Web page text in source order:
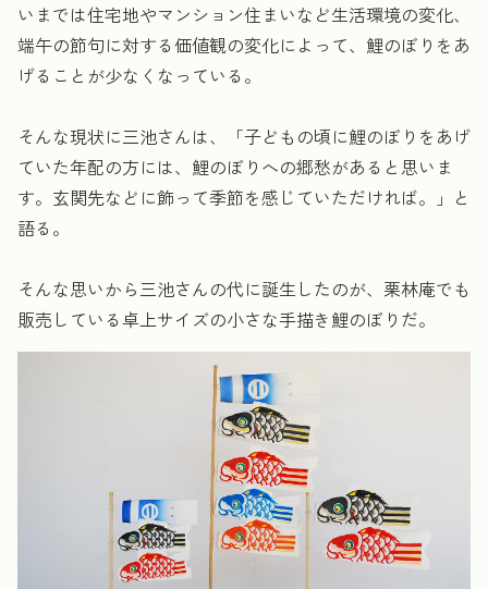
いまでは住宅地やマンション住まいなど生活環境の変化、
端午の節句に対する価値観の変化によって、鯉のぼりをあ
げることが少なくなっている。
そんな現状に三池さんは、「子どもの頃に鯉のぼりをあげ
ていた年配の方には、鯉のぼりへの郷愁があると思いま
す。玄関先などに飾って季節を感じていただければ。」と
語る。
そんな思いから三池さんの代に誕生したのが、栗林庵でも
販売している卓上サイズの小さな手描き鯉のぼりだ。